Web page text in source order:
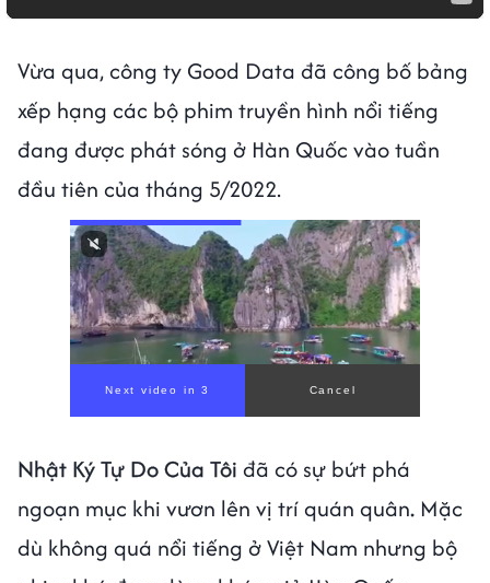
Vừa qua, công ty Good Data đã công bố bảng
xếp hạng các bộ phim truyền hình nổi tiếng
đang được phát sóng ở Hàn Quốc vào tuần
đầu tiên của tháng 5/2022.
Next video in 1 Cancel
Nhật Ký Tự Do Của Tôi đã có sự bứt phá
ngoạn mục khi vươn lên vị trí quán quân. Mặc
dù không quá nổi tiếng ở Việt Nam nhưng bộ